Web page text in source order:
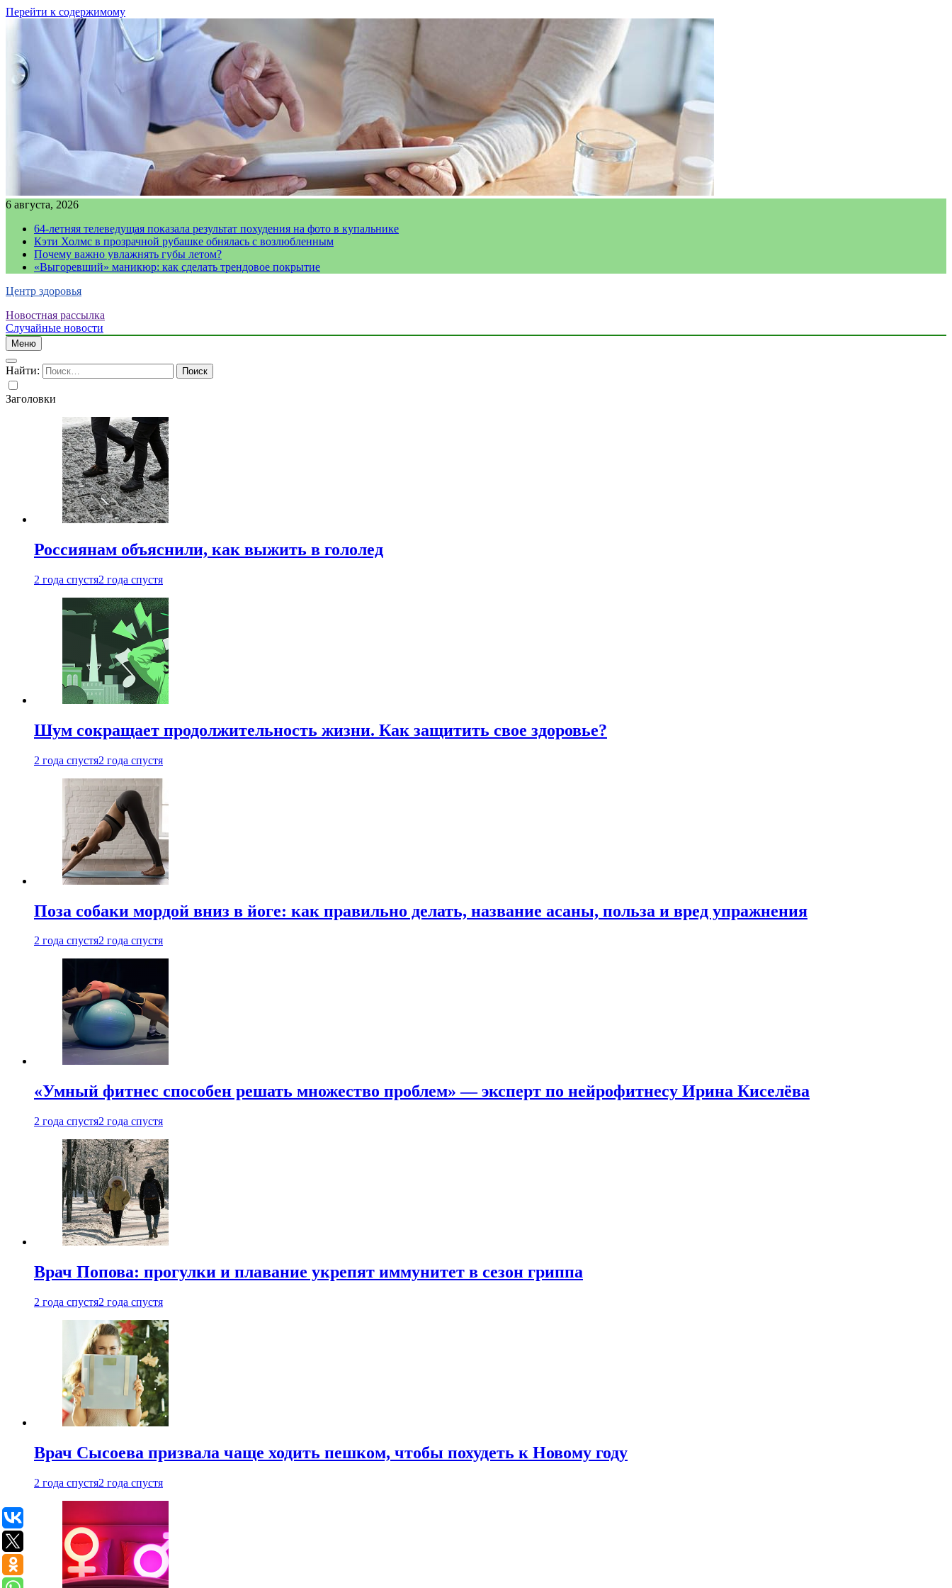
Перейти к содержимому
6 августа, 2026
64-летняя телеведущая показала результат похудения на фото в купальнике
Кэти Холмс в прозрачной рубашке обнялась с возлюбленным
Почему важно увлажнять губы летом?
«Выгоревший» маникюр: как сделать трендовое покрытие
Центр здоровья
Новостная рассылка
Случайные новости
Меню
Найти:
Заголовки
Россиянам объяснили, как выжить в гололед
2 года спустя2 года спустя
Шум сокращает продолжительность жизни. Как защитить свое здоровье?
2 года спустя2 года спустя
Поза собаки мордой вниз в йоге: как правильно делать, название асаны, польза и вред упражнения
2 года спустя2 года спустя
«Умный фитнес способен решать множество проблем» — эксперт по нейрофитнесу Ирина Киселёва
2 года спустя2 года спустя
Врач Попова: прогулки и плавание укрепят иммунитет в сезон гриппа
2 года спустя2 года спустя
Врач Сысоева призвала чаще ходить пешком, чтобы похудеть к Новому году
2 года спустя2 года спустя